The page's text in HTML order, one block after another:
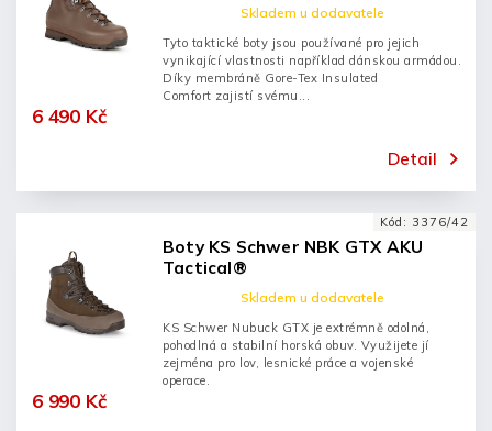
Skladem u dodavatele
6 490 Kč
Detail
Tyto taktické boty jsou používané pro jejich
vynikající vlastnosti například dánskou armádou.
Díky membráně Gore-Tex Insulated
Comfort zajistí svému...
Boty KS Schwer NBK GTX AKU
Tactical®
Skladem u dodavatele
6 990 Kč
KS Schwer Nubuck GTX je extrémně odolná,
pohodlná a stabilní horská obuv. Využijete jí
zejména pro lov, lesnické práce a vojenské
operace.
Kód: 3376/42